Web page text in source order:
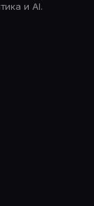
и AI.